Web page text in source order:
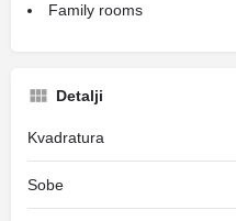
Family rooms
Detalji
Kvadratura
Sobe